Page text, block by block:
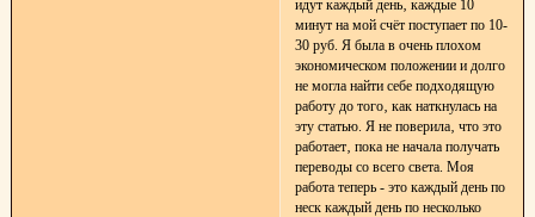
идут каждый день‚ каждые 10
минут на мой счёт поступает по 10-
30 руб. Я была в очень плохом
экономическом положении и долго
не могла найти себе подходящую
работу до того‚ как наткнулась на
эту статью. Я не поверила‚ что это
работает‚ пока не начала получать
переводы со всего света. Моя
работа теперь - это каждый день по
неск каждый день по несколько